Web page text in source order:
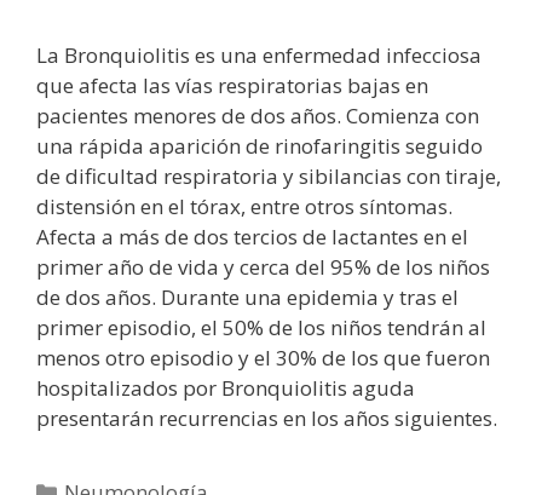
La Bronquiolitis es una enfermedad infecciosa
que afecta las vías respiratorias bajas en
pacientes menores de dos años. Comienza con
una rápida aparición de rinofaringitis seguido
de dificultad respiratoria y sibilancias con tiraje,
distensión en el tórax, entre otros síntomas.
Afecta a más de dos tercios de lactantes en el
primer año de vida y cerca del 95% de los niños
de dos años. Durante una epidemia y tras el
primer episodio, el 50% de los niños tendrán al
menos otro episodio y el 30% de los que fueron
hospitalizados por Bronquiolitis aguda
presentarán recurrencias en los años siguientes.
Categorías